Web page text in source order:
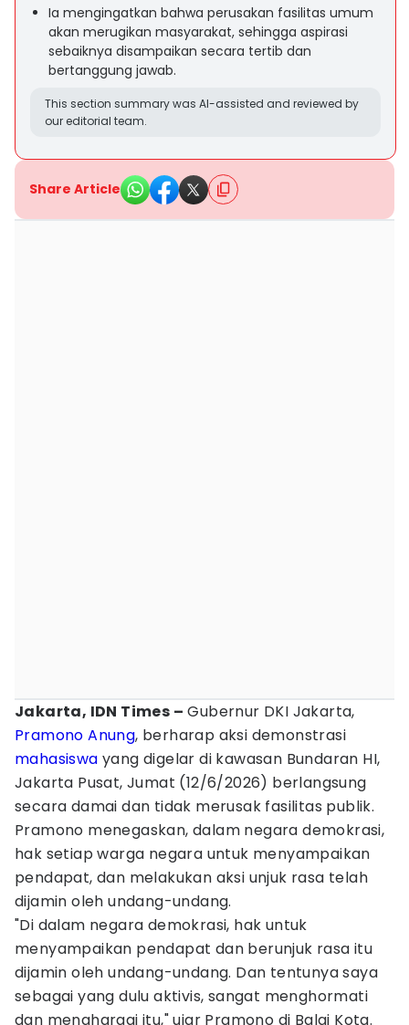
Ia mengingatkan bahwa perusakan fasilitas umum
akan merugikan masyarakat, sehingga aspirasi
sebaiknya disampaikan secara tertib dan
bertanggung jawab.
This section summary was AI-assisted and reviewed by
our editorial team.
Share Article
Jakarta, IDN Times – Gubernur DKI Jakarta,
Pramono Anung, berharap aksi demonstrasi
mahasiswa yang digelar di kawasan Bundaran HI,
Jakarta Pusat, Jumat (12/6/2026) berlangsung
secara damai dan tidak merusak fasilitas publik.
Pramono menegaskan, dalam negara demokrasi,
hak setiap warga negara untuk menyampaikan
pendapat, dan melakukan aksi unjuk rasa telah
dijamin oleh undang-undang.
"Di dalam negara demokrasi, hak untuk
menyampaikan pendapat dan berunjuk rasa itu
dijamin oleh undang-undang. Dan tentunya saya
sebagai yang dulu aktivis, sangat menghormati
dan menghargai itu," ujar Pramono di Balai Kota.